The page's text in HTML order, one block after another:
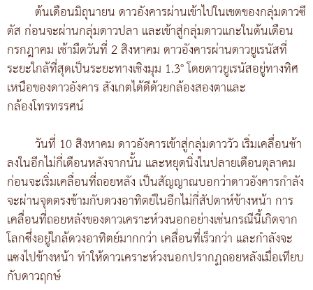
ต้นเดือนมิถุนายน ดาวอังคารผ่านเข้าไปในเขตของกลุ่มดาวซี
ตัส ก่อนจะผ่านกลุ่มดาวปลา และเข้าสู่กลุ่มดาวแกะในต้นเดือน
กรกฎาคม เช้ามืดวันที่ 2 สิงหาคม ดาวอังคารผ่านดาวยูเรนัสที่
ระยะใกล้ที่สุดเป็นระยะทางเชิงมุม 1.3° โดยดาวยูเรนัสอยู่ทางทิศ
เหนือของดาวอังคาร สังเกตได้ดีด้วยกล้องสองตาและ
กล้องโทรทรรศน์
วันที่ 10 สิงหาคม ดาวอังคารเข้าสู่กลุ่มดาววัว เริ่มเคลื่อนช้า
ลงในอีกไม่กี่เดือนหลังจากนั้น และหยุดนิ่งในปลายเดือนตุลาคม
ก่อนจะเริ่มเคลื่อนที่ถอยหลัง เป็นสัญญาณบอกว่าดาวอังคารกำลัง
จะผ่านจุดตรงข้ามกับดวงอาทิตย์ในอีกไม่กี่สัปดาห์ข้างหน้า การ
เคลื่อนที่ถอยหลังของดาวเคราะห์วงนอกอย่างเช่นกรณีนี้เกิดจาก
โลกซึ่งอยู่ใกล้ดวงอาทิตย์มากกว่า เคลื่อนที่เร็วกว่า และกำลังจะ
แซงไปข้างหน้า ทำให้ดาวเคราะห์วงนอกปรากฏถอยหลังเมื่อเทียบ
กับดาวฤกษ์